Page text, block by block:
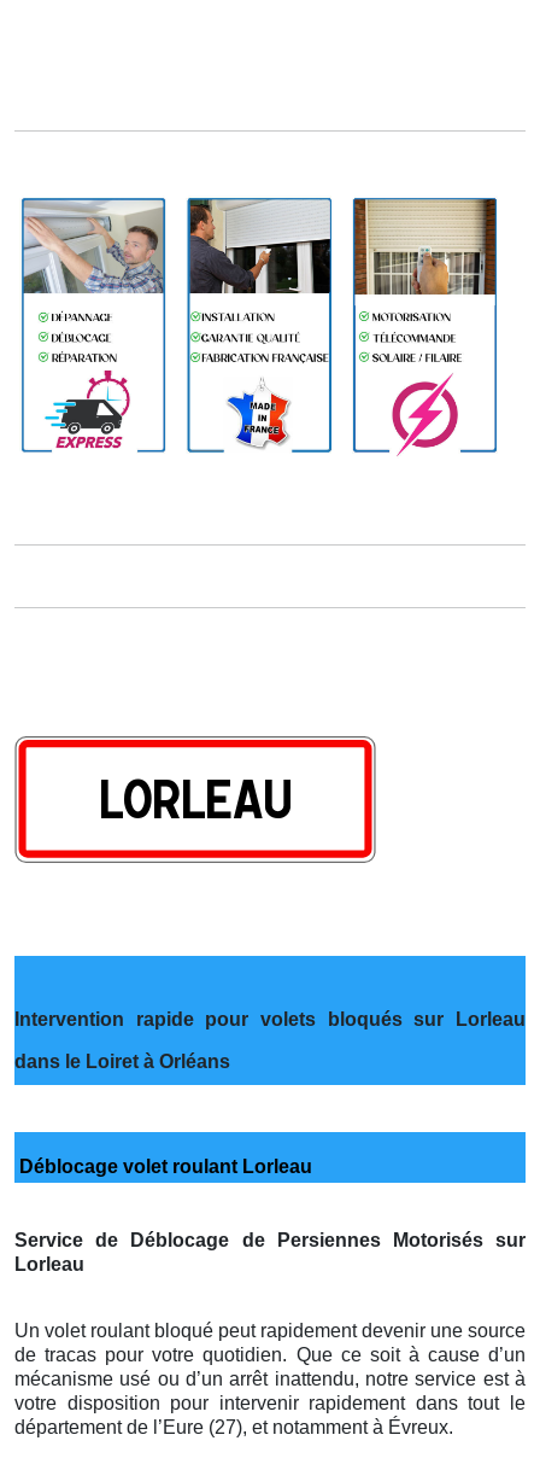
Intervention rapide pour volets bloqués sur Lorleau
dans le Loiret à Orléans
Déblocage volet roulant Lorleau
Service de Déblocage de Persiennes Motorisés sur
Lorleau
Un volet roulant bloqué peut rapidement devenir une source
de tracas pour votre quotidien. Que ce soit à cause d’un
mécanisme usé ou d’un arrêt inattendu, notre service est à
votre disposition pour intervenir rapidement dans tout le
département de l’Eure (27), et notamment à Évreux.